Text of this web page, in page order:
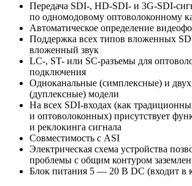
Передача SDI-, HD-SDI- и 3G-SDI-
по одномодовому оптоволоконному
Автоматическое определение
Поддержка всех типов вложенных
вложенный звук
LC-, ST- или SC-разъемы для
подключения
Одноканальные (симплексные) и
(дуплексные) модели
На всех SDI-входах (как
и оптоволоконных) присутствует
и реклокинга сигнала
Совместимость с ASI
Электрическая схема устройства
проблемы с общим контуром
Блок питания 5 — 20 В DC (входит в